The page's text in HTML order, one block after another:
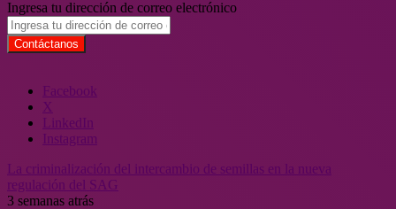
Ingresa tu dirección de correo electrónico
Facebook
X
LinkedIn
Instagram
La criminalización del intercambio de semillas en la nueva
regulación del SAG
3 semanas atrás